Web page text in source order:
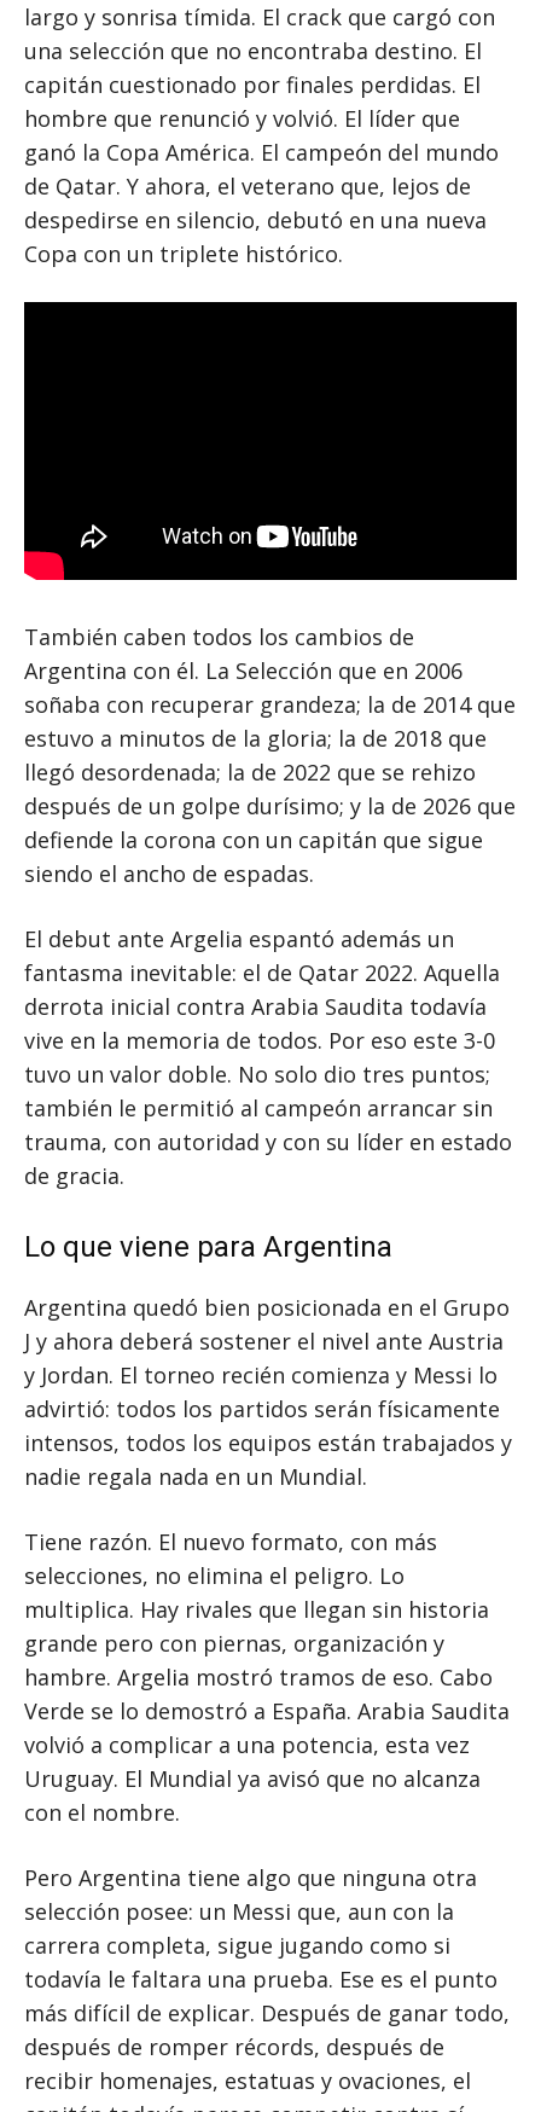
largo y sonrisa tímida. El crack que cargó con
una selección que no encontraba destino. El
capitán cuestionado por finales perdidas. El
hombre que renunció y volvió. El líder que
ganó la Copa América. El campeón del mundo
de Qatar. Y ahora, el veterano que, lejos de
despedirse en silencio, debutó en una nueva
Copa con un triplete histórico.
También caben todos los cambios de
Argentina con él. La Selección que en 2006
soñaba con recuperar grandeza; la de 2014 que
estuvo a minutos de la gloria; la de 2018 que
llegó desordenada; la de 2022 que se rehizo
después de un golpe durísimo; y la de 2026 que
defiende la corona con un capitán que sigue
siendo el ancho de espadas.
El debut ante Argelia espantó además un
fantasma inevitable: el de Qatar 2022. Aquella
derrota inicial contra Arabia Saudita todavía
vive en la memoria de todos. Por eso este 3-0
tuvo un valor doble. No solo dio tres puntos;
también le permitió al campeón arrancar sin
trauma, con autoridad y con su líder en estado
de gracia.
Lo que viene para Argentina
Argentina quedó bien posicionada en el Grupo
J y ahora deberá sostener el nivel ante Austria
y Jordan. El torneo recién comienza y Messi lo
advirtió: todos los partidos serán físicamente
intensos, todos los equipos están trabajados y
nadie regala nada en un Mundial.
Tiene razón. El nuevo formato, con más
selecciones, no elimina el peligro. Lo
multiplica. Hay rivales que llegan sin historia
grande pero con piernas, organización y
hambre. Argelia mostró tramos de eso. Cabo
Verde se lo demostró a España. Arabia Saudita
volvió a complicar a una potencia, esta vez
Uruguay. El Mundial ya avisó que no alcanza
con el nombre.
Pero Argentina tiene algo que ninguna otra
selección posee: un Messi que, aun con la
carrera completa, sigue jugando como si
todavía le faltara una prueba. Ese es el punto
más difícil de explicar. Después de ganar todo,
después de romper récords, después de
recibir homenajes, estatuas y ovaciones, el